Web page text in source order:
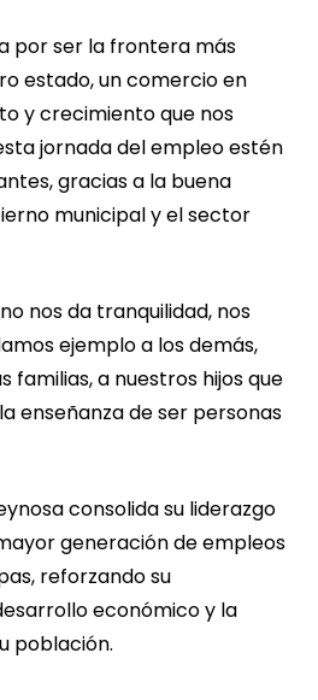
por ser la frontera más
estado, un comercio en
y crecimiento que nos
jornada del empleo estén
gracias a la buena
municipal y el sector
nos da tranquilidad, nos
ejemplo a los demás,
familias, a nuestros hijos que
enseñanza de ser personas
consolida su liderazgo
generación de empleos
reforzando su
económico y la
población.